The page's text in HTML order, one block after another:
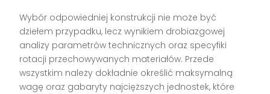
Wybór odpowiedniej konstrukcji nie może być
dziełem przypadku, lecz wynikiem drobiazgowej
analizy parametrów technicznych oraz specyfiki
rotacji przechowywanych materiałów. Przede
wszystkim należy dokładnie określić maksymalną
wagę oraz gabaryty najcięższych jednostek, które